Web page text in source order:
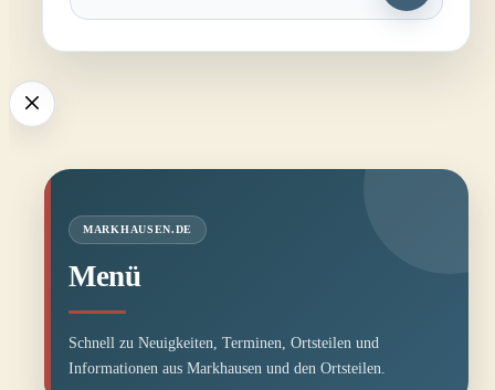
Ergebnisse
MARKHAUSEN.DE
Menü
Schnell zu Neuigkeiten, Terminen, Ortsteilen und
Informationen aus Markhausen und den Ortsteilen.